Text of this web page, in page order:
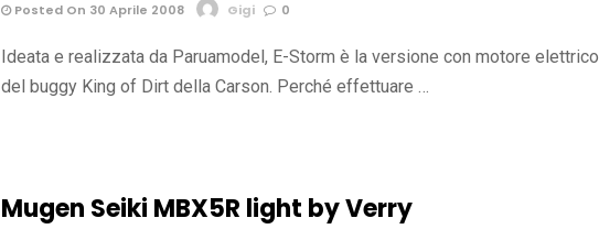
Posted On 30 Aprile 2008 Gigi 0
Ideata e realizzata da Paruamodel, E-Storm è la versione con motore elettrico
del buggy King of Dirt della Carson. Perché effettuare …
Mugen Seiki MBX5R light by Verry